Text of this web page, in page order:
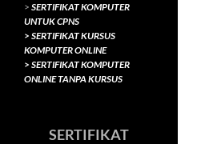
> SERTIFIKAT KOMPUTER
UNTUK CPNS
> SERTIFIKAT KURSUS
KOMPUTER ONLINE
> SERTIFIKAT KOMPUTER
ONLINE TANPA KURSUS
SERTIFIKAT